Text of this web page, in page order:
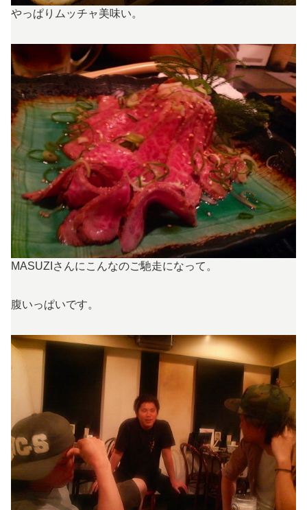
やっぱりムッチャ美味い。
MASUZIさんにこんなのご馳走になって。
腹いっぱいです。